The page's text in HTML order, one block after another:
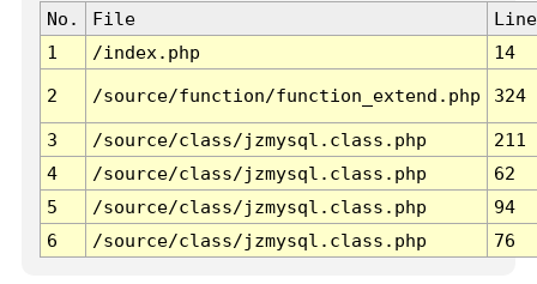
No. File
Line
1
/index.php 14
2 /source/function/function_extend.php 324
3 /source/class/jzmysql.class.php
211
4
/source/class/jzmysql.class.php
62
5
/source/class/jzmysql.class.php
94
6
/source/class/jzmysql.class.php 76